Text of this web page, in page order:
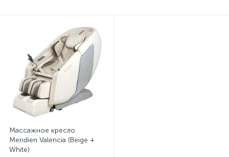
Массажное кресло
Meridien Valencia (Beige +
White)